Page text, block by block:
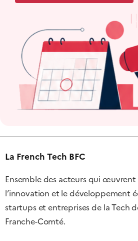
La French Tech BFC
Ensemble des acteurs qui
l’innovation et le développement
startups et entreprises de la Tech
Franche-Comté.